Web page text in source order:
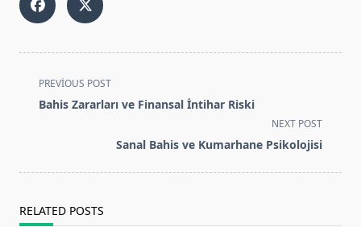
<span
class="nav-
text">Page</span>
PREVIOUS POST
Bahis Zararları ve Finansal İntihar Riski
NEXT POST
Sanal Bahis ve Kumarhane Psikolojisi
RELATED POSTS